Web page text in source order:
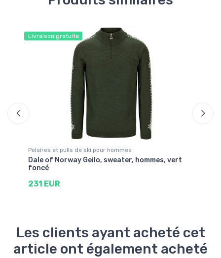
Livraison gratuite
Polaires et pulls de ski pour hommes
Dale of Norway Geilo, sweater, hommes, vert
foncé
231 EUR
Les clients ayant acheté cet
article ont également acheté